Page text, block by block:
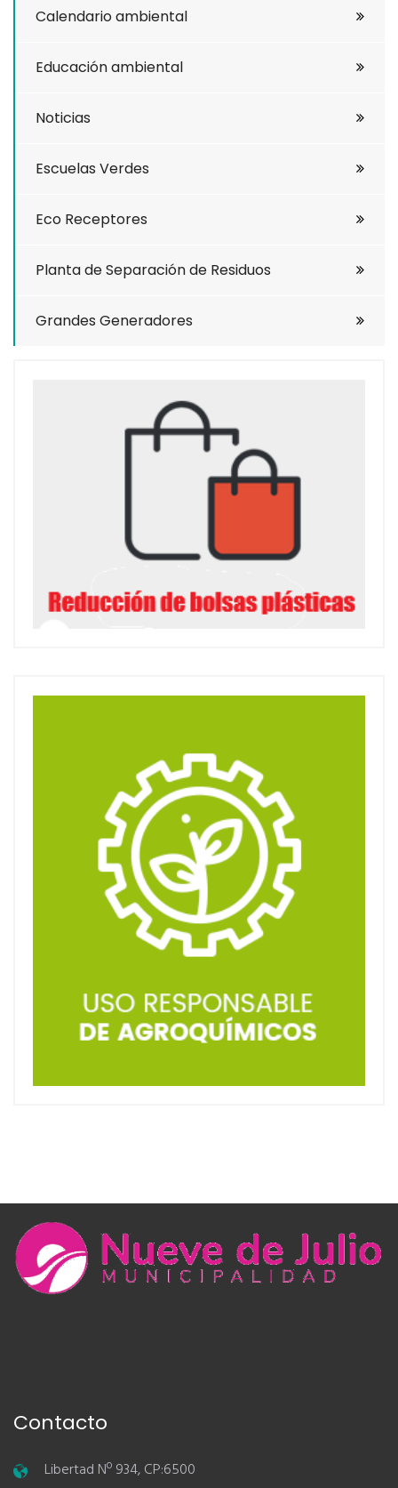
Calendario ambiental
Educación ambiental
Noticias
Escuelas Verdes
Eco Receptores
Planta de Separación de Residuos
Grandes Generadores
Contacto
Libertad Nº 934, CP:6500